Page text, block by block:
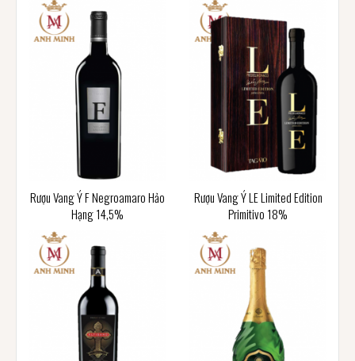
Rượu Vang Ý F Negroamaro Hảo
Hạng 14,5%
Rượu Vang Ý LE Limited Edition
Primitivo 18%